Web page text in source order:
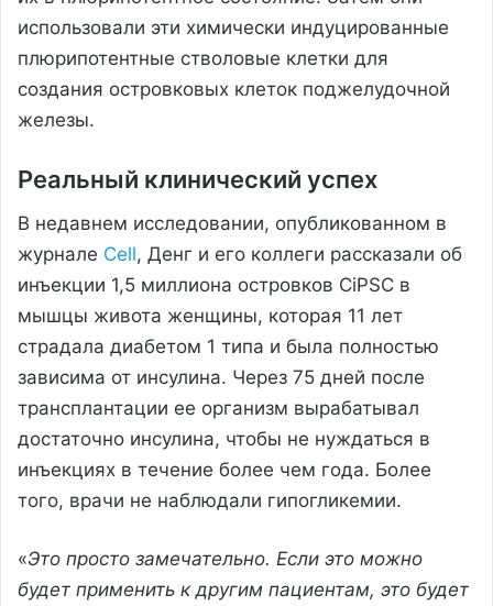
использовали эти химически индуцированные
плюрипотентные стволовые клетки для
создания островковых клеток поджелудочной
железы.
Реальный клинический успех
В недавнем исследовании, опубликованном в
журнале Cell, Денг и его коллеги рассказали об
инъекции 1,5 миллиона островков CiPSC в
мышцы живота женщины, которая 11 лет
страдала диабетом 1 типа и была полностью
зависима от инсулина. Через 75 дней после
трансплантации ее организм вырабатывал
достаточно инсулина, чтобы не нуждаться в
инъекциях в течение более чем года. Более
того, врачи не наблюдали гипогликемии.
«Это просто замечательно. Если это можно
будет применить к другим пациентам, это будет